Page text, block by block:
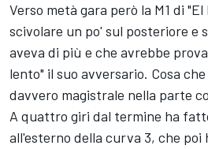
Verso metà gara però la M1 di
scivolare un po' sul posteriore e
aveva di più e che avrebbe
lento" il suo avversario. Cosa
davvero magistrale nella parte
A quattro giri dal termine ha
all'esterno della curva 3, che poi